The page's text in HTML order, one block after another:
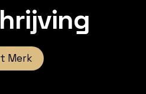
Merk